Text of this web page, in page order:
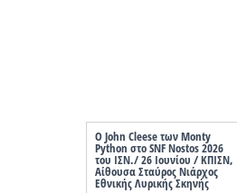
O John Cleese των Monty
Python στο SNF Nostos 2026
του ΙΣΝ./ 26 Ιουνίου / ΚΠΙΣΝ,
Aίθουσα Σταύρος Νιάρχος
Εθνικής Λυρικής Σκηνής